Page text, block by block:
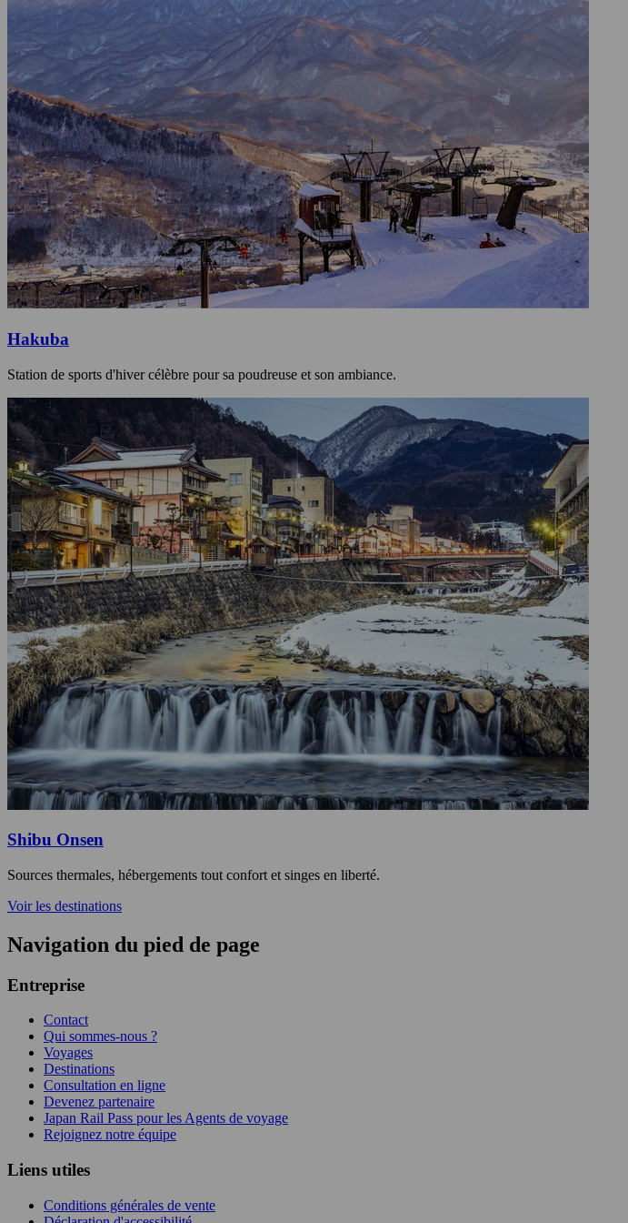
Hakuba
Station de sports d'hiver célèbre pour sa poudreuse et son ambiance.
Shibu Onsen
Sources thermales, hébergements tout confort et singes en liberté.
Voir les destinations
Navigation du pied de page
Entreprise
Contact
Qui sommes-nous ?
Voyages
Destinations
Consultation en ligne
Devenez partenaire
Japan Rail Pass pour les Agents de voyage
Rejoignez notre équipe
Liens utiles
Conditions générales de vente